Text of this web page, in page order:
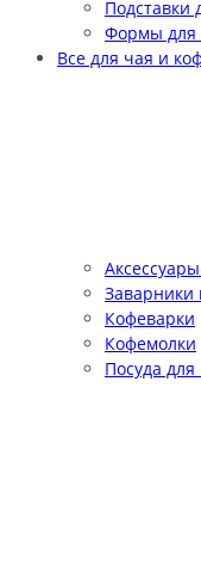
Подставки
Формы для
Все для чая и
Кофеварки
Кофемолки
Посуда